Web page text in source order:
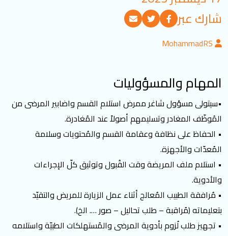
تسجيل الدخول
العربية
تابعنا
شارك عبر
MohammadRS
المهام والمسؤوليات
•سيتولى مسؤول شاغر ممرض استلام القسم واضابير المرضى من
المُوظّف المغادر وتسليمهم أصولاً عند المُغادرة.
• الحفاظ على نظافة وعقامة القسم والمُحتويات وسلامة
المُعدّات والأجهزة.
• استلام ملف المريضة وقت القُبول وتوثيق كلّ الإجراءات
والأدوية.
• مُرافقة الطبيب المُعالج أثناء عمل الزيارة للمريض والتقيّد
بتعليماته (مُراقبة – طلب تحاليل – صور …. الخ).
• تجهيز طلب لُزوم بأدوية المرضى والمُستهلكات الطبيّة واستلامه